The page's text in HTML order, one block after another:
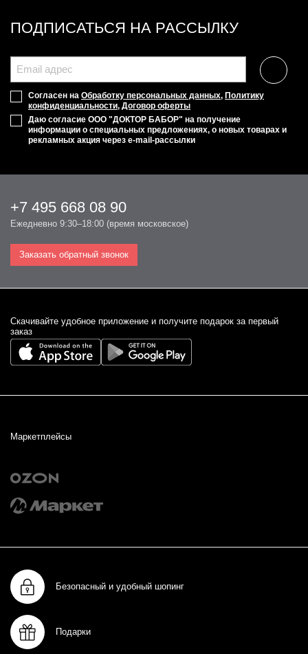
ПОДПИСАТЬСЯ НА РАССЫЛКУ
Согласен на Обработку персональных данных, Политику
конфиденциальности, Договор оферты
Даю согласие ООО "ДОКТОР БАБОР" на получение
информации о специальных предложениях, о новых товарах и
рекламных акция через e-mail-рассылки
+7 495 668 08 90
Ежедневно 9:30–18:00 (время московское)
Заказать обратный звонок
Cкачивайте удобное приложение и получите подарок за первый
заказ
Маркетплейсы
Безопасный и удобный шопинг
Подарки